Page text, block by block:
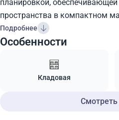
планировкой,
пространства в компактном
Подробнее
Особенности
Кладовая
Смотреть